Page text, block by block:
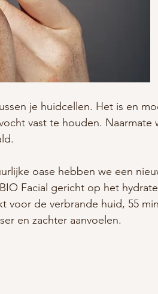
je huidcellen. Het is en
vast te houden. Naarmate
oase hebben we een
Facial gericht op het
voor de verbrande huid, 55
en zachter aanvoelen.